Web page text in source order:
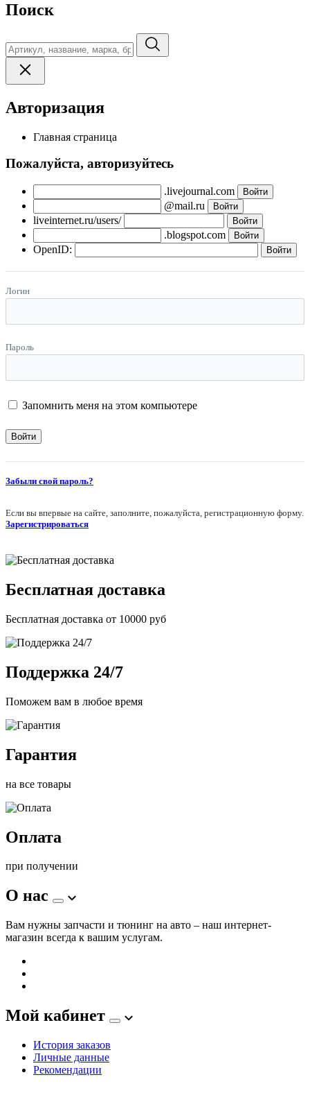
Поиск
Авторизация
Главная страница
Пожалуйста, авторизуйтесь
.livejournal.com
@mail.ru
liveinternet.ru/users/
.blogspot.com
OpenID:
Логин
Пароль
Запомнить меня на этом компьютере
Забыли свой пароль?
Если вы впервые на сайте, заполните, пожалуйста, регистрационную форму.
Зарегистрироваться
Бесплатная доставка
Бесплатная доставка от 10000 руб
Поддержка 24/7
Поможем вам в любое время
Гарантия
на все товары
Оплата
при получении
О нас
Вам нужны запчасти и тюнинг на авто – наш интернет-
магазин всегда к вашим услугам.
Мой кабинет
История заказов
Личные данные
Рекомендации